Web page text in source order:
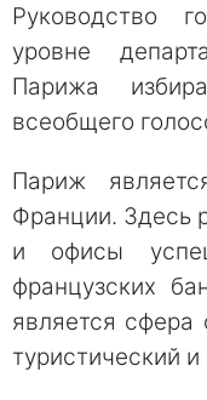
Руководство
уровне
Парижа
всеобщего
Париж
Франции. Здесь
и офисы
французских
является сфера
туристический